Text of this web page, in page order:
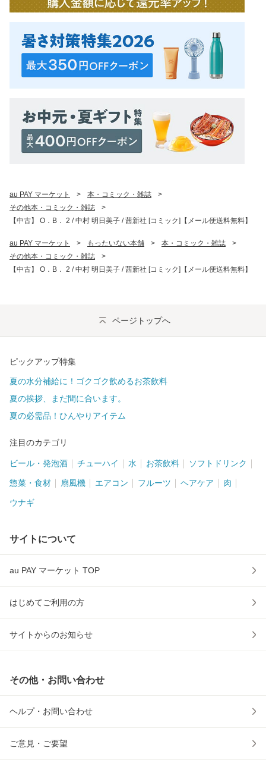
au PAY マーケット > 本・コミック・雑誌
>
その他本・コミック・雑誌
>
【中古】 O．B． 2 / 中村 明日美子 / 茜新社 [コミック]【メール便送料無料】
au PAY マーケット > もったいない本舗 > 本・コミック・雑誌
>
その他本・コミック・雑誌
>
【中古】 O．B． 2 / 中村 明日美子 / 茜新社 [コミック]【メール便送料無料】
ページトップへ
ピックアップ特集
夏の水分補給に！ゴクゴク飲めるお茶飲料
夏の挨拶、まだ間に合います。
夏の必需品！ひんやりアイテム
注目のカテゴリ
ビール・発泡酒 チューハイ 水 お茶飲料 ソフトドリンク
惣菜・食材 扇風機 エアコン フルーツ ヘアケア 肉
ウナギ
サイトについて
au PAY マーケット TOP
はじめてご利用の方
サイトからのお知らせ
その他・お問い合わせ
ヘルプ・お問い合わせ
ご意見・ご要望